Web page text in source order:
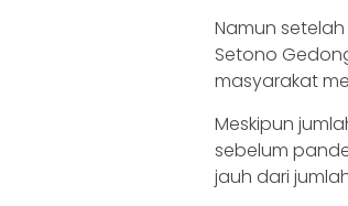
Namun
Setono
masyarakat
Meskipun
sebelum
jauh dari